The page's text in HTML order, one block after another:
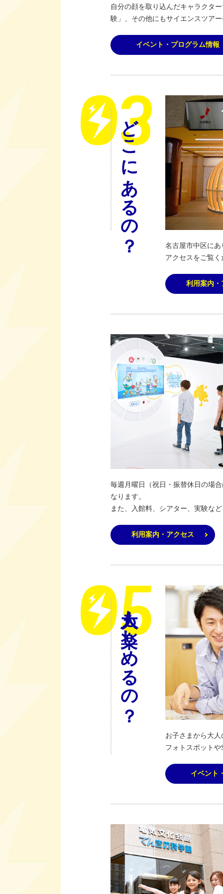
自分の顔を取り込んだキャラクタ
験」、その他にもサイエンスツア
イベント・プログラム情報
どこにあるの？
名古屋市中区に
アクセスをご覧く
利用案内・
毎週月曜日（祝日・振替休日の場
なります。
また、入館料、シアター、実験な
利用案内・アクセス
大人も楽しめるの？
お子さまから大
フォトスポット
イベント